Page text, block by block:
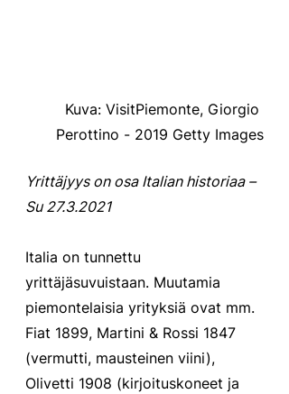
Kuva: VisitPiemonte, Giorgio
Perottino - 2019 Getty Images
Yrittäjyys on osa Italian historiaa –
Su 27.3.2021
Italia on tunnettu
yrittäjäsuvuistaan. Muutamia
piemontelaisia yrityksiä ovat mm.
Fiat 1899, Martini & Rossi 1847
(vermutti, mausteinen viini),
Olivetti 1908 (kirjoituskoneet ja